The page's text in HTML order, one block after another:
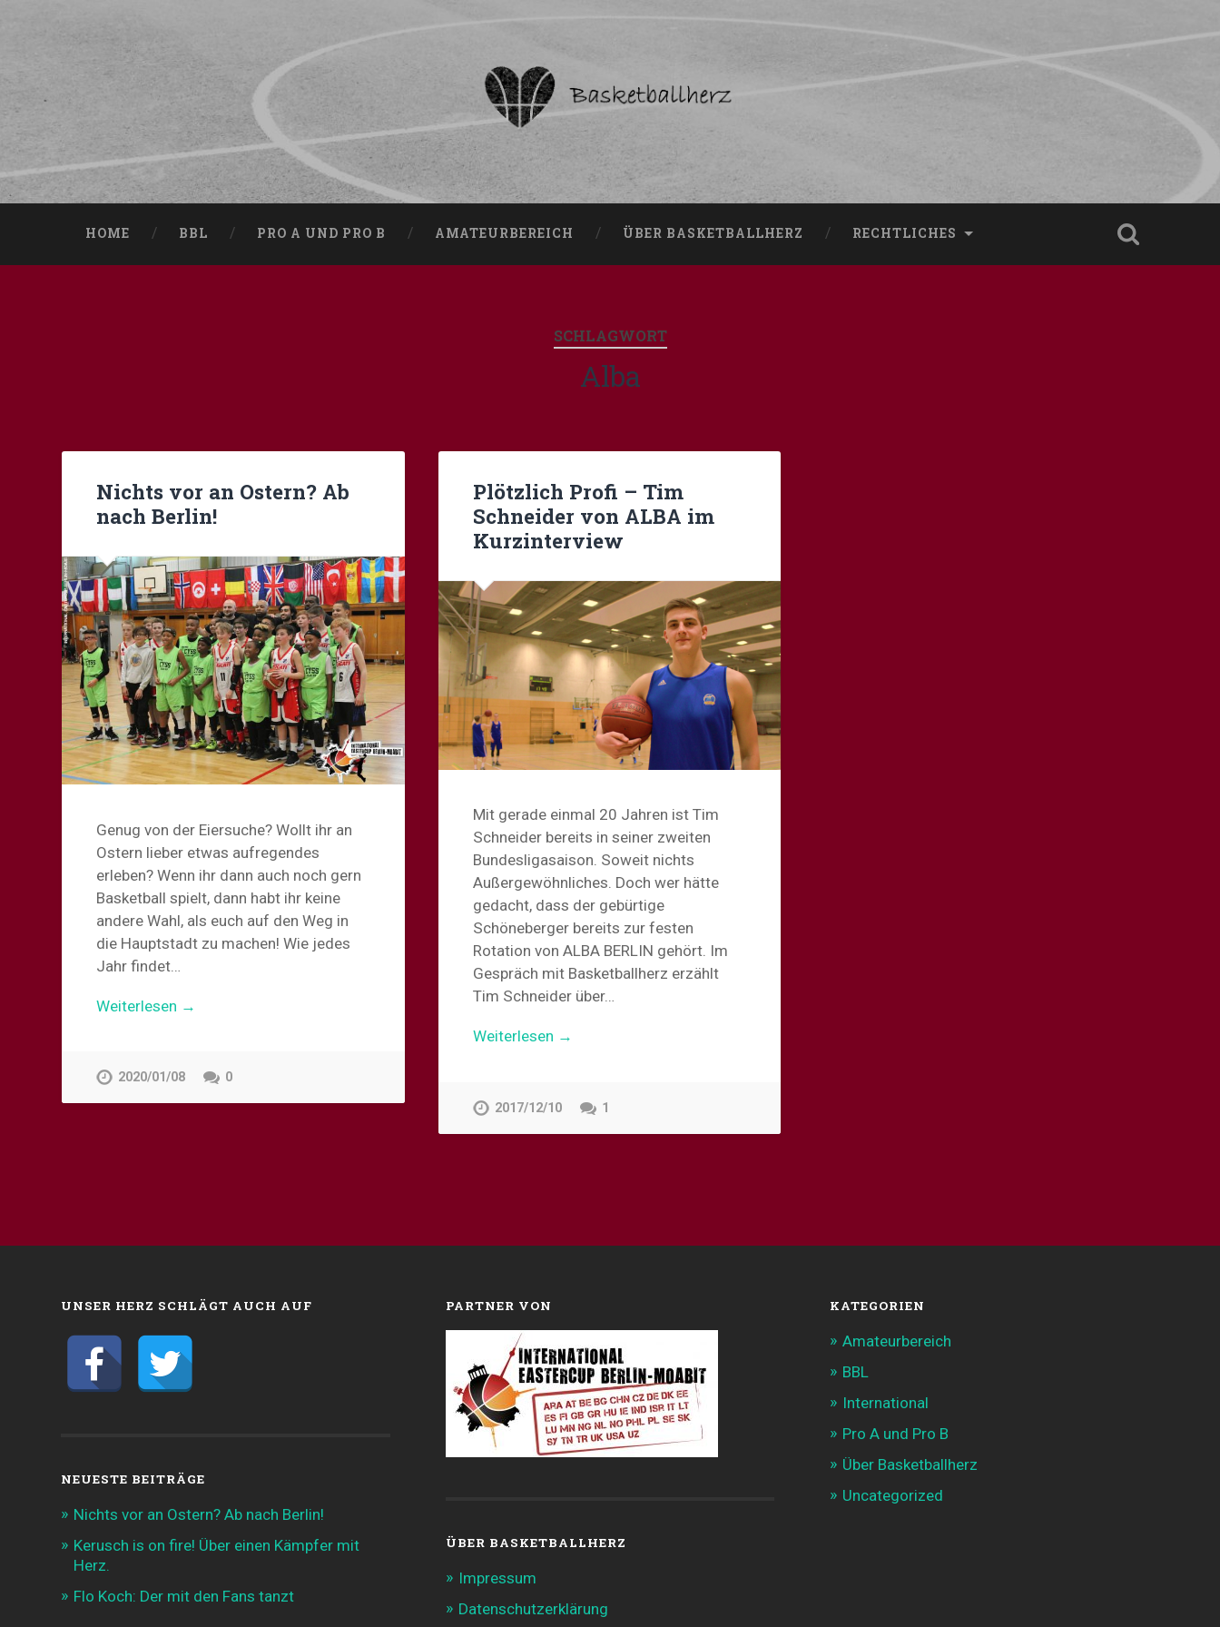
HOME BBL PRO A UND PRO B AMATEURBEREICH ÜBER BASKETBALLHERZ RECHTLICHES
SCHLAGWORT
Alba
Nichts vor an Ostern? Ab
nach Berlin!
Genug von der Eiersuche? Wollt ihr an
Ostern lieber etwas aufregendes
erleben? Wenn ihr dann auch noch gern
Basketball spielt, dann habt ihr keine
andere Wahl, als euch auf den Weg in
die Hauptstadt zu machen! Wie jedes
Jahr findet…
Weiterlesen →
2020/01/08 0
Plötzlich Profi – Tim
Schneider von ALBA im
Kurzinterview
Mit gerade einmal 20 Jahren ist Tim
Schneider bereits in seiner zweiten
Bundesligasaison. Soweit nichts
Außergewöhnliches. Doch wer hätte
gedacht, dass der gebürtige
Schöneberger bereits zur festen
Rotation von ALBA BERLIN gehört. Im
Gespräch mit Basketballherz erzählt
Tim Schneider über…
Weiterlesen →
2017/12/10 1
UNSER HERZ SCHLÄGT AUCH AUF
NEUESTE BEITRÄGE
Nichts vor an Ostern? Ab nach Berlin!
Kerusch is on fire! Über einen Kämpfer mit
Herz.
Flo Koch: Der mit den Fans tanzt
PARTNER VON
ÜBER BASKETBALLHERZ
Impressum
Datenschutzerklärung
KATEGORIEN
Amateurbereich
BBL
International
Pro A und Pro B
Über Basketballherz
Uncategorized